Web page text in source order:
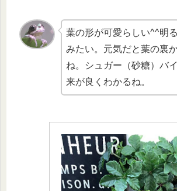
葉の形が可愛らしい^^明
みたい。元気だと葉の裏
ね。シュガー（砂糖）バ
来が良くわかるね。